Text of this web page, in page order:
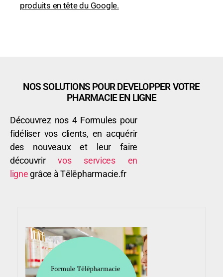
produits en tête du Google.
NOS SOLUTIONS POUR DEVELOPPER VOTRE
PHARMACIE EN LIGNE
Découvrez nos 4 Formules pour
fidéliser vos clients, en acquérir
des nouveaux et leur faire
découvrirvos services en
ligne grâce à Tēlēpharmacie.fr